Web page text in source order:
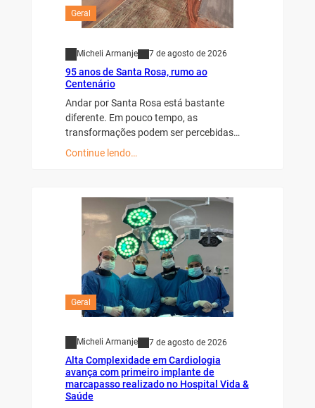
Geral
Micheli Armanje 7 de agosto de 2026
95 anos de Santa Rosa, rumo ao
Centenário
Andar por Santa Rosa está bastante
diferente. Em pouco tempo, as
transformações podem ser percebidas…
Continue lendo…
Geral
Micheli Armanje 7 de agosto de 2026
Alta Complexidade em Cardiologia
avança com primeiro implante de
marcapasso realizado no Hospital Vida &
Saúde